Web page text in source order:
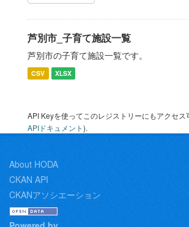
芦別市_子育て施設一覧
芦別市の子育て施設一覧です。
CSV XLSX
API Keyを使ってこのレジストリーにもアクセス
APIドキュメント).
About HODA
CKAN API
CKANアソシエーション